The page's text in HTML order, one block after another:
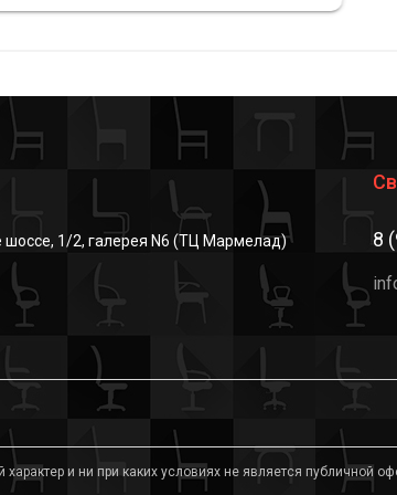
шоссе, 1/2, галерея N6 (ТЦ Мармелад) 8
и ни при каких условиях не является публичной